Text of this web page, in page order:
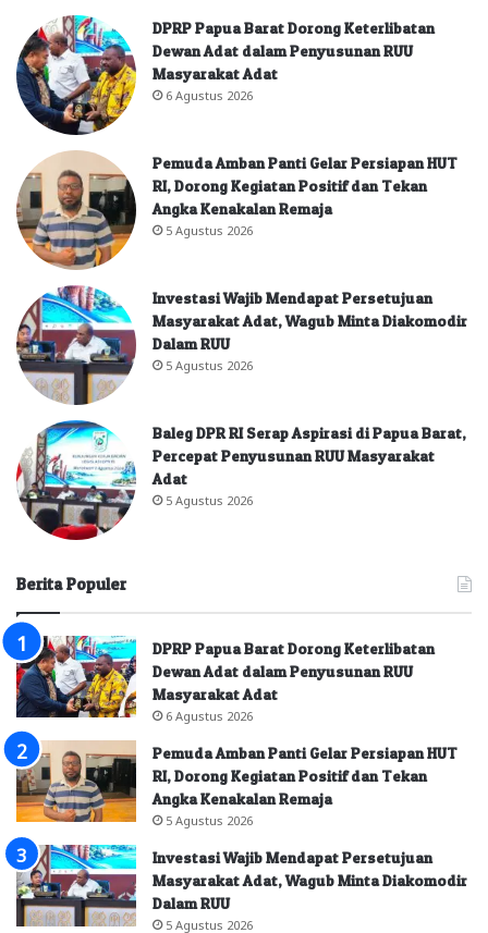
DPRP Papua Barat Dorong Keterlibatan
Dewan Adat dalam Penyusunan RUU
Masyarakat Adat
6 Agustus 2026
Pemuda Amban Panti Gelar Persiapan HUT
RI, Dorong Kegiatan Positif dan Tekan
Angka Kenakalan Remaja
5 Agustus 2026
Investasi Wajib Mendapat Persetujuan
Masyarakat Adat, Wagub Minta Diakomodir
Dalam RUU
5 Agustus 2026
Baleg DPR RI Serap Aspirasi di Papua Barat,
Percepat Penyusunan RUU Masyarakat
Adat
5 Agustus 2026
Berita Populer
DPRP Papua Barat Dorong Keterlibatan
Dewan Adat dalam Penyusunan RUU
Masyarakat Adat
6 Agustus 2026
Pemuda Amban Panti Gelar Persiapan HUT
RI, Dorong Kegiatan Positif dan Tekan
Angka Kenakalan Remaja
5 Agustus 2026
Investasi Wajib Mendapat Persetujuan
Masyarakat Adat, Wagub Minta Diakomodir
Dalam RUU
5 Agustus 2026